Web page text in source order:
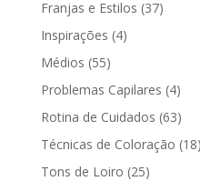
Franjas e Estilos (37)
Inspirações (4)
Médios (55)
Problemas Capilares (4)
Rotina de Cuidados (63)
Técnicas de Coloração (18)
Tons de Loiro (25)